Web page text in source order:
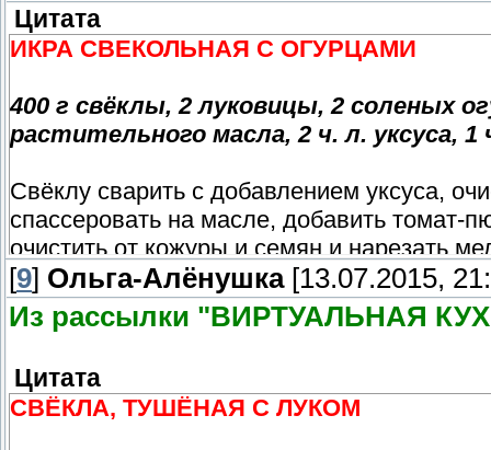
Цитата
ИКРА СВЕКОЛЬНАЯ С ОГУРЦАМИ
400 г свёклы, 2 луковицы, 2 соленых
растительного масла, 2 ч. л. уксуса, 1
Свёклу сварить с добавлением уксуса,
спассеровать на масле, добавить томат-
очистить от кожуры и семян и нарезать
Все овощи смешать, потушить, охладить,
[9] Ольга-Алёнушка[13.07.2015,
Из рассылки "ВИРТУАЛЬНАЯ
Цитата
СВЁКЛА, ТУШЁНАЯ С ЛУКОМ